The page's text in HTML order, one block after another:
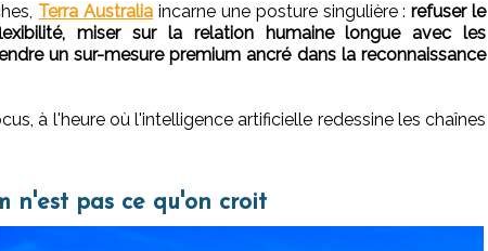
Terra Australia incarne une posture singulière :refuser le
miser sur la relation humaine longue avec les
un sur-mesure premium ancré dans la reconnaissance
à l'heure où l'intelligence artificielle redessine les chaînes
n'est pas ce qu'on croit